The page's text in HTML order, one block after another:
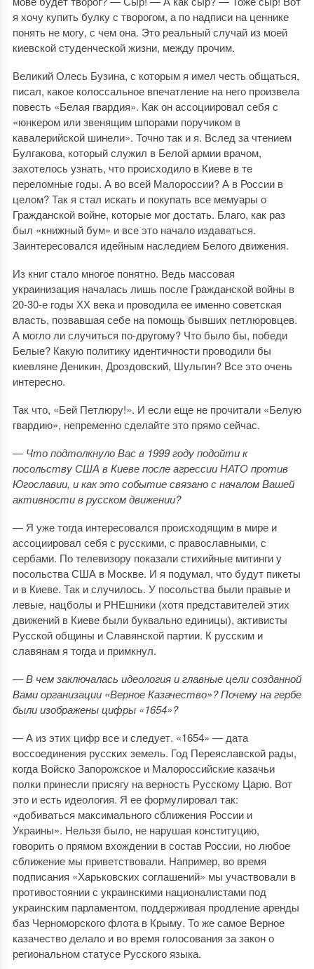
я хочу купить булку с творогом, а по надписи на ценнике
понять не могу, с чем она. Это реальный случай из моей
киевской студенческой жизни, между прочим.
Великий Олесь Бузина, с которым я имел честь общаться,
писал, какое колоссальное впечатление на него произвела
повесть «Белая гвардия». Как он ассоциировал себя с
«юнкером или звенящим шпорами поручиком в
кавалерийской шинели». Точно так и я. Вслед за чтением
Булгакова, который служил в Белой армии врачом,
захотелось узнать, что происходило в Киеве в те
переломные годы. А во всей Малороссии? А в России в
целом? Так я стал искать и покупать все мемуары о
Гражданской войне, которые мог достать. Благо, как раз
был «книжный бум» и все это начало издаваться.
Заинтересовался идейным наследием Белого движения.
Из книг стало многое понятно. Ведь массовая
украинизация началась лишь после Гражданской войны в
20-30-е годы ХХ века и проводила ее именно советская
власть, позвавшая себе на помощь бывших петлюровцев.
А могло ли случиться по-другому? Что было бы, победи
Белые? Какую политику идентичности проводили бы
киевляне Деникин, Дроздовский, Шульгин? Все это очень
интересно.
Так что, «Бей Петлюру!». И если еще не прочитали «Белую
гвардию», непременно сделайте это прямо сейчас.
— Что подтолкнуло Вас в 1999 году подойти к
посольству США в Киеве после агрессии НАТО против
Югославии, и как это событие связано с началом Вашей
активности в русском движении?
— Я уже тогда интересовался происходящим в мире и
ассоциировал себя с русскими, с православными, с
сербами. По телевизору показали стихийные митинги у
посольства США в Москве. И я подумал, что будут пикеты
и в Киеве. Так и случилось. У посольства были правые и
левые, нацболы и РНЕшники (хотя представителей этих
движений в Киеве были буквально единицы), активисты
Русской общины и Славянской партии. К русским и
славянам я тогда и примкнул.
— В чем заключалась идеология и главные цели созданной
Вами организации «Верное Казачество»? Почему на гербе
были изображены цифры «1654»?
— А из этих цифр все и следует. «1654» — дата
воссоединения русских земель. Год Переяславской рады,
когда Войско Запорожское и Малороссийские казачьи
полки принесли присягу на верность Русскому Царю. Вот
это и есть идеология. Я ее формулировал так:
«добиваться максимального сближения России и
Украины». Нельзя было, не нарушая конституцию,
говорить о прямом вхождении в состав России, но любое
сближение мы приветствовали. Например, во время
подписания «Харьковских соглашений» мы участвовали в
противостоянии с украинскими националистами под
украинским парламентом, поддерживая продление аренды
баз Черноморского флота в Крыму. То же самое Верное
казачество делало и во время голосования за закон о
региональном статусе Русского языка.